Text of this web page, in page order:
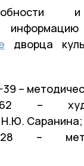
дворца
–
62 –
Н.Ю. Саранина;
28 –